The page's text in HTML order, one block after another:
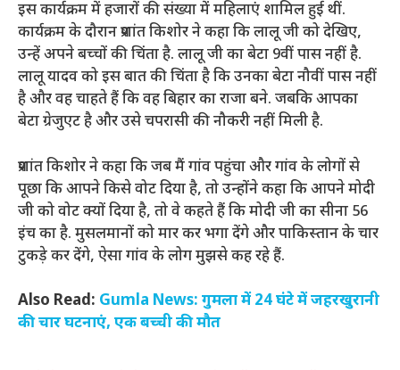
इस कार्यक्रम में हजारों की संख्या में महिलाएं शामिल हुई थीं.
कार्यक्रम के दौरान प्रशांत किशोर ने कहा कि लालू जी को देखिए,
उन्हें अपने बच्चों की चिंता है. लालू जी का बेटा 9वीं पास नहीं है.
लालू यादव को इस बात की चिंता है कि उनका बेटा नौवीं पास नहीं
है और वह चाहते हैं कि वह बिहार का राजा बने. जबकि आपका
बेटा ग्रेजुएट है और उसे चपरासी की नौकरी नहीं मिली है.
प्रशांत किशोर ने कहा कि जब मैं गांव पहुंचा और गांव के लोगों से
पूछा कि आपने किसे वोट दिया है, तो उन्होंने कहा कि आपने मोदी
जी को वोट क्यों दिया है, तो वे कहते हैं कि मोदी जी का सीना 56
इंच का है. मुसलमानों को मार कर भगा देंगे और पाकिस्तान के चार
टुकड़े कर देंगे, ऐसा गांव के लोग मुझसे कह रहे हैं.
Also Read: Gumla News: गुमला में 24 घंटे में जहरखुरानी
की चार घटनाएं, एक बच्ची की मौत